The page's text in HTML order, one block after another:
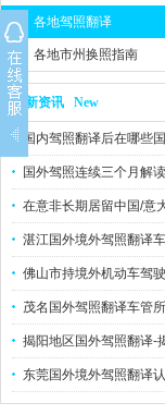
各地驾照翻译
各地市州换照指南
最新资讯 New
国内驾照翻译后在哪些
国外驾照连续三个月解读
在意非长期居留中国/意
湛江国外境外驾照翻译
佛山市持境外机动车驾
茂名国外驾照翻译车管
揭阳地区国外驾照翻译-
东莞国外境外驾照翻译